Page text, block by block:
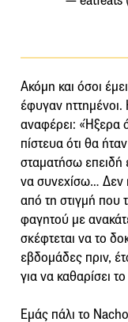
Ακόμη και όσοι
έφυγαν
αναφέρει: «Ήξερα
πίστευα ότι θα
σταματήσω επειδή
να συνεχίσω… Δεν
από τη στιγμή που
φαγητού με
σκέφτεται να το
εβδομάδες πριν,
για να καθαρίσει
Εμάς πάλι το